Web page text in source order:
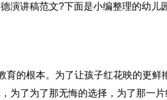
演讲稿范文?下面是小编整理的幼儿
育的根本。为了让孩子红花映的更鲜
为了为了那无悔的选择，为了那一